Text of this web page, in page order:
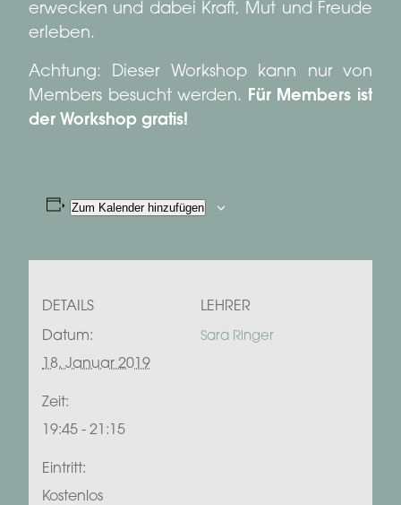
erwecken und dabei Kraft, Mut und Freude
erleben.
Achtung: Dieser Workshop kann nur von
Members besucht werden.
Für Members ist
der Workshop gratis!
Zum Kalender hinzufügen
DETAILS
Datum:
18. Januar 2019
Zeit:
19:45 - 21:15
Eintritt:
Kostenlos
LEHRER
Sara Ringer